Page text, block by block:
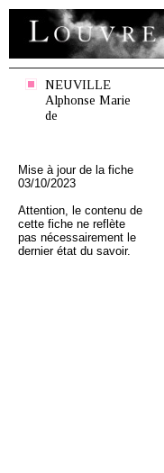
NEUVILLE
Alphonse Marie
de
Mise à jour de la fiche
03/10/2023
Attention, le contenu de
cette fiche ne reflète
pas nécessairement le
dernier état du savoir.